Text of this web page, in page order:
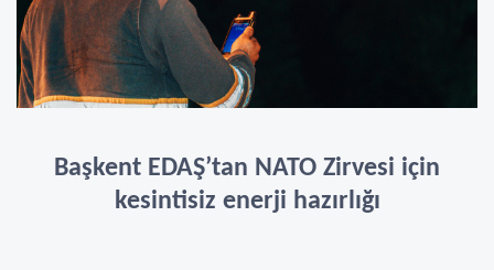
Başkent EDAŞ’tan NATO Zirvesi için
kesintisiz enerji hazırlığı